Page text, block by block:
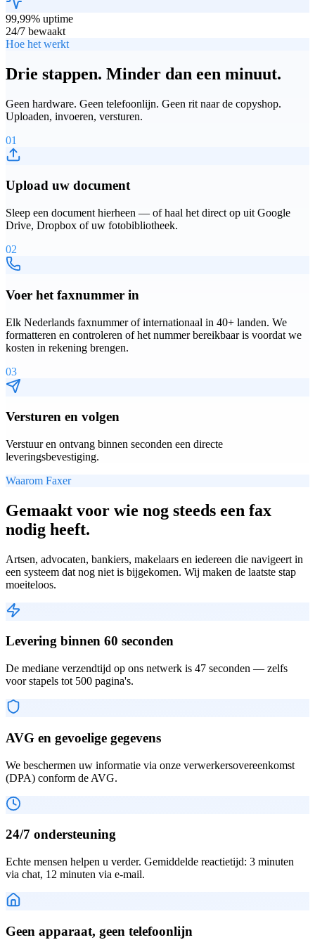
99,99% uptime
24/7 bewaakt
Hoe het werkt
Drie stappen. Minder dan een minuut.
Geen hardware. Geen telefoonlijn. Geen rit naar de copyshop.
Uploaden, invoeren, versturen.
01
Upload uw document
Sleep een document hierheen — of haal het direct op uit Google
Drive, Dropbox of uw fotobibliotheek.
02
Voer het faxnummer in
Elk Nederlands faxnummer of internationaal in 40+ landen. We
formatteren en controleren of het nummer bereikbaar is voordat we
kosten in rekening brengen.
03
Versturen en volgen
Verstuur en ontvang binnen seconden een directe
leveringsbevestiging.
Waarom Faxer
Gemaakt voor wie nog steeds een fax
nodig heeft.
Artsen, advocaten, bankiers, makelaars en iedereen die navigeert in
een systeem dat nog niet is bijgekomen. Wij maken de laatste stap
moeiteloos.
Levering binnen 60 seconden
De mediane verzendtijd op ons netwerk is 47 seconden — zelfs
voor stapels tot 500 pagina's.
AVG en gevoelige gegevens
We beschermen uw informatie via onze verwerkersovereenkomst
(DPA) conform de AVG.
24/7 ondersteuning
Echte mensen helpen u verder. Gemiddelde reactietijd: 3 minuten
via chat, 12 minuten via e-mail.
Geen apparaat, geen telefoonlijn